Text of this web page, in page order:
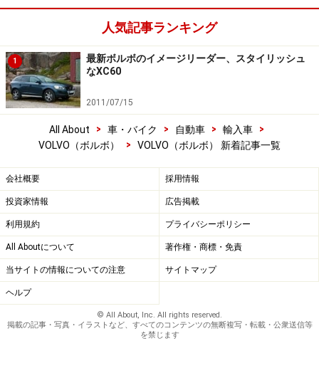
人気記事ランキング
1
最新ボルボのイメージリーダー、スタイリッシュ
なXC60
2011/07/15
All About > 車・バイク > 自動車 > 輸入車
>
VOLVO（ボルボ）
> VOLVO（ボルボ） 新着記事一覧
会社概要 採用情報
投資家情報 広告掲載
利用規約 プライバシーポリシー
All Aboutについて 著作権・商標・免責
当サイトの情報についての注意 サイトマップ
ヘルプ
© All About, Inc. All rights reserved.
掲載の記事・写真・イラストなど、すべてのコンテンツの無断複写・転載・公衆送信等
を禁じます